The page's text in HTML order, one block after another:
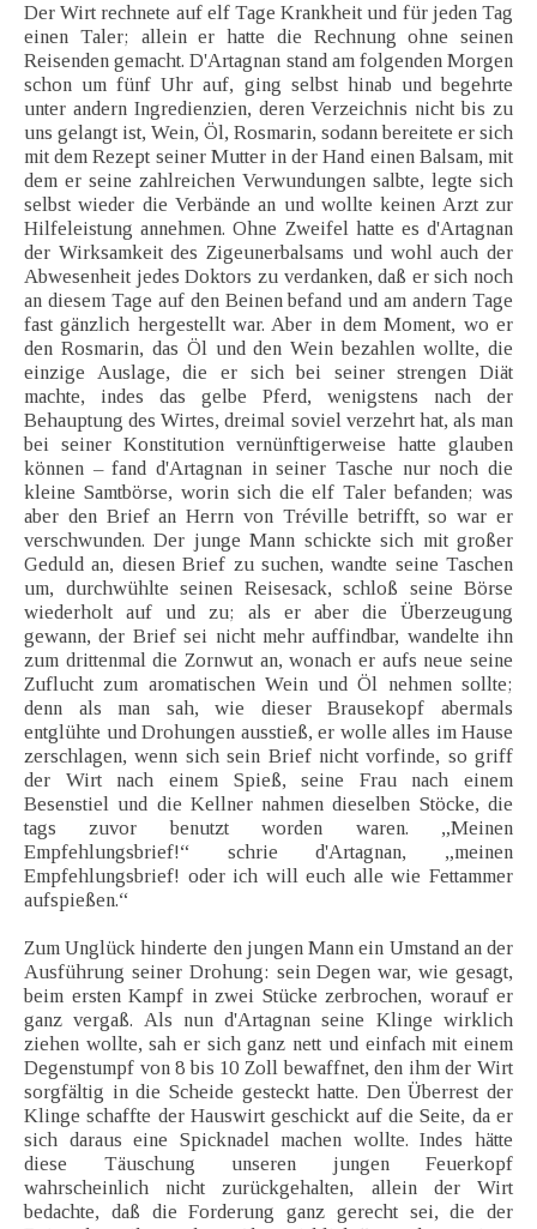
Der Wirt rechnete auf elf Tage Krankheit und für jeden Tag
einen Taler; allein er hatte die Rechnung ohne seinen
Reisenden gemacht. D'Artagnan stand am folgenden Morgen
schon um fünf Uhr auf, ging selbst hinab und begehrte
unter andern Ingredienzien, deren Verzeichnis nicht bis zu
uns gelangt ist, Wein, Öl, Rosmarin, sodann bereitete er sich
mit dem Rezept seiner Mutter in der Hand einen Balsam, mit
dem er seine zahlreichen Verwundungen salbte, legte sich
selbst wieder die Verbände an und wollte keinen Arzt zur
Hilfeleistung annehmen. Ohne Zweifel hatte es d'Artagnan
der Wirksamkeit des Zigeunerbalsams und wohl auch der
Abwesenheit jedes Doktors zu verdanken, daß er sich noch
an diesem Tage auf den Beinen befand und am andern Tage
fast gänzlich hergestellt war. Aber in dem Moment, wo er
den Rosmarin, das Öl und den Wein bezahlen wollte, die
einzige Auslage, die er sich bei seiner strengen Diät
machte, indes das gelbe Pferd, wenigstens nach der
Behauptung des Wirtes, dreimal soviel verzehrt hat, als man
bei seiner Konstitution vernünftigerweise hatte glauben
können – fand d'Artagnan in seiner Tasche nur noch die
kleine Samtbörse, worin sich die elf Taler befanden; was
aber den Brief an Herrn von Tréville betrifft, so war er
verschwunden. Der junge Mann schickte sich mit großer
Geduld an, diesen Brief zu suchen, wandte seine Taschen
um, durchwühlte seinen Reisesack, schloß seine Börse
wiederholt auf und zu; als er aber die Überzeugung
gewann, der Brief sei nicht mehr auffindbar, wandelte ihn
zum drittenmal die Zornwut an, wonach er aufs neue seine
Zuflucht zum aromatischen Wein und Öl nehmen sollte;
denn als man sah, wie dieser Brausekopf abermals
entglühte und Drohungen ausstieß, er wolle alles im Hause
zerschlagen, wenn sich sein Brief nicht vorfinde, so griff
der Wirt nach einem Spieß, seine Frau nach einem
Besenstiel und die Kellner nahmen dieselben Stöcke, die
tags zuvor benutzt worden waren. „Meinen
Empfehlungsbrief!“ schrie d'Artagnan, „meinen
Empfehlungsbrief! oder ich will euch alle wie Fettammer
aufspießen.“
Zum Unglück hinderte den jungen Mann ein Umstand an der
Ausführung seiner Drohung: sein Degen war, wie gesagt,
beim ersten Kampf in zwei Stücke zerbrochen, worauf er
ganz vergaß. Als nun d'Artagnan seine Klinge wirklich
ziehen wollte, sah er sich ganz nett und einfach mit einem
Degenstumpf von 8 bis 10 Zoll bewaffnet, den ihm der Wirt
sorgfältig in die Scheide gesteckt hatte. Den Überrest der
Klinge schaffte der Hauswirt geschickt auf die Seite, da er
sich daraus eine Spicknadel machen wollte. Indes hätte
diese Täuschung unseren jungen Feuerkopf
wahrscheinlich nicht zurückgehalten, allein der Wirt
bedachte, daß die Forderung ganz gerecht sei, die der